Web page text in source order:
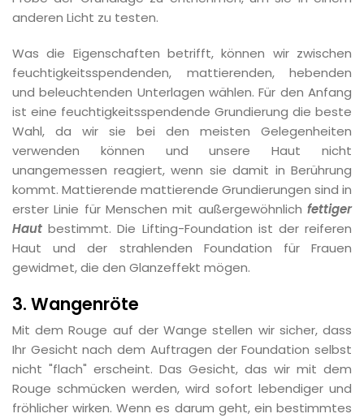
anderen Licht zu testen.
Was die Eigenschaften betrifft, können wir zwischen
feuchtigkeitsspendenden, mattierenden, hebenden
und beleuchtenden Unterlagen wählen. Für den Anfang
ist eine feuchtigkeitsspendende Grundierung die beste
Wahl, da wir sie bei den meisten Gelegenheiten
verwenden können und unsere Haut nicht
unangemessen reagiert, wenn sie damit in Berührung
kommt. Mattierende mattierende Grundierungen sind in
erster Linie für Menschen mit außergewöhnlich fettiger
Haut bestimmt. Die Lifting-Foundation ist der reiferen
Haut und der strahlenden Foundation für Frauen
gewidmet, die den Glanzeffekt mögen.
3. Wangenröte
Mit dem Rouge auf der Wange stellen wir sicher, dass
Ihr Gesicht nach dem Auftragen der Foundation selbst
nicht "flach" erscheint. Das Gesicht, das wir mit dem
Rouge schmücken werden, wird sofort lebendiger und
fröhlicher wirken. Wenn es darum geht, ein bestimmtes